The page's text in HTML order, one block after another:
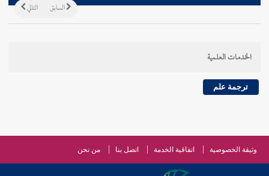
التالي السابق
الخدمات العلمية
ترجمة علم
وثيقة الخصوصية اتفاقية الخدمة اتصل بنا من نحن